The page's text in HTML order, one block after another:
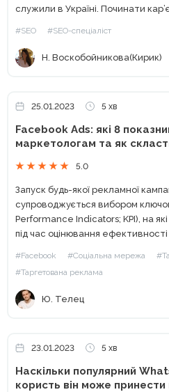
служили в Україні. Починати
#SEO #SEO-спеціаліст
Н. Воскобойникова(Кирик)
25.01.2023 5 хв
Facebook Ads: які 8
маркетологам та як
5.0
Запуск будь-якої рекламної
супроводжується вибором
Performance Indicators; KPI), на
під час оцінювання
більше 350? Зрозуміло, що
#Facebook #Соціальна мережа
#Таргетована реклама
Ю. Телец
23.01.2023 5 хв
Наскільки популярний
користь він може